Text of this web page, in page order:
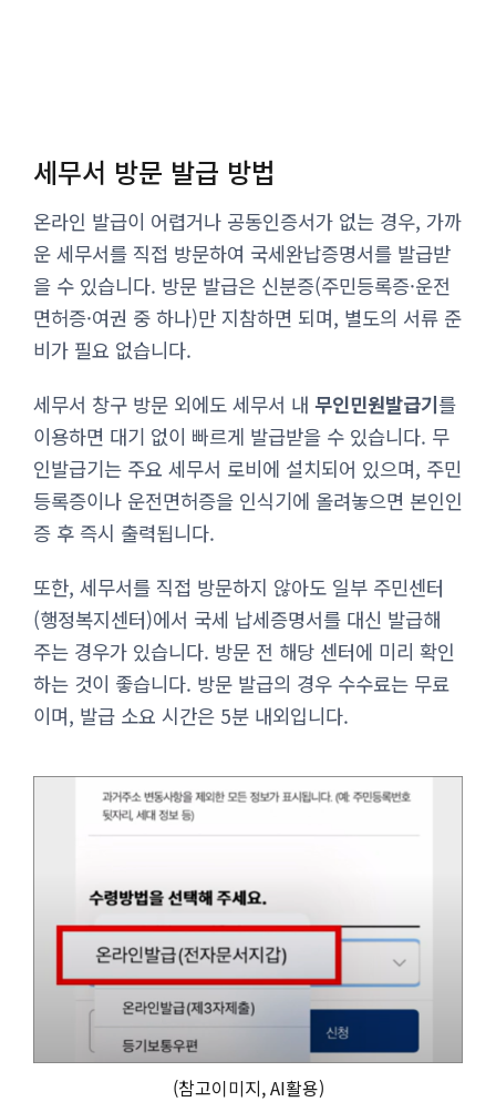
세무서 방문 발급 방법
온라인 발급이 어렵거나 공동인증서가 없는 경우, 가까
운 세무서를 직접 방문하여 국세완납증명서를 발급받
을 수 있습니다. 방문 발급은 신분증(주민등록증·운전
면허증·여권 중 하나)만 지참하면 되며, 별도의 서류 준
비가 필요 없습니다.
세무서 창구 방문 외에도 세무서 내 무인민원발급기를
이용하면 대기 없이 빠르게 발급받을 수 있습니다. 무
인발급기는 주요 세무서 로비에 설치되어 있으며, 주민
등록증이나 운전면허증을 인식기에 올려놓으면 본인인
증 후 즉시 출력됩니다.
또한, 세무서를 직접 방문하지 않아도 일부 주민센터
(행정복지센터)에서 국세 납세증명서를 대신 발급해
주는 경우가 있습니다. 방문 전 해당 센터에 미리 확인
하는 것이 좋습니다. 방문 발급의 경우 수수료는 무료
이며, 발급 소요 시간은 5분 내외입니다.
(참고이미지, AI활용)